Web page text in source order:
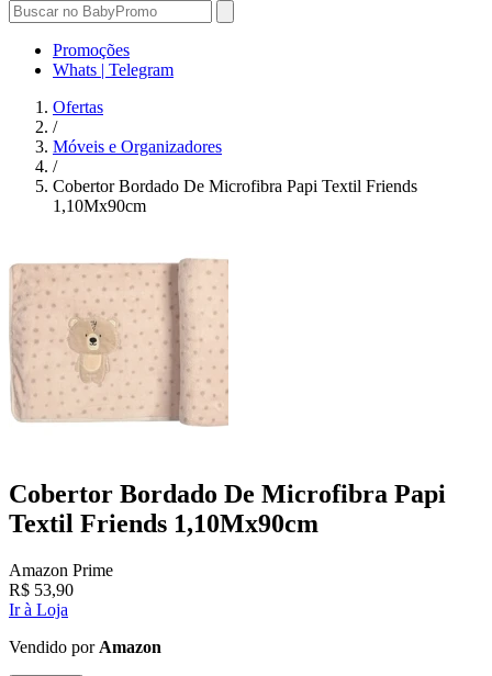
Promoções
Whats | Telegram
Ofertas
/
Móveis e Organizadores
/
Cobertor Bordado De Microfibra Papi Textil Friends
1,10Mx90cm
Cobertor Bordado De Microfibra Papi
Textil Friends 1,10Mx90cm
Amazon Prime
R$ 53,90
Ir à Loja
Vendido por Amazon